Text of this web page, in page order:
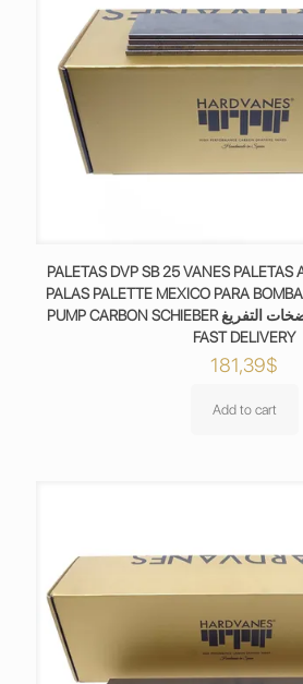
PALETAS DVP SB 25 VANES PALETAS
PALAS PALETTE MEXICO PARA
PUMP CARBON SCHIEBER ريش مضخات التفريغ WORLDWIDE
FAST DELIVERY
181,39$
Add to cart